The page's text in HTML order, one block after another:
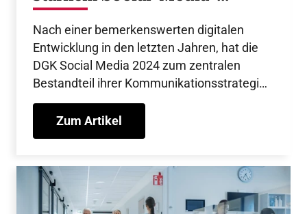
Wachstum
Nach einer bemerkenswerten digitalen
Entwicklung in den letzten Jahren, hat die
DGK Social Media 2024 zum zentralen
Bestandteil ihrer Kommunikationsstrategie
gemacht. Das ZIel: die Stärkung der DGK als
führende Institution in der Herz-Kreislauf-
Medizin.
Zum Artikel